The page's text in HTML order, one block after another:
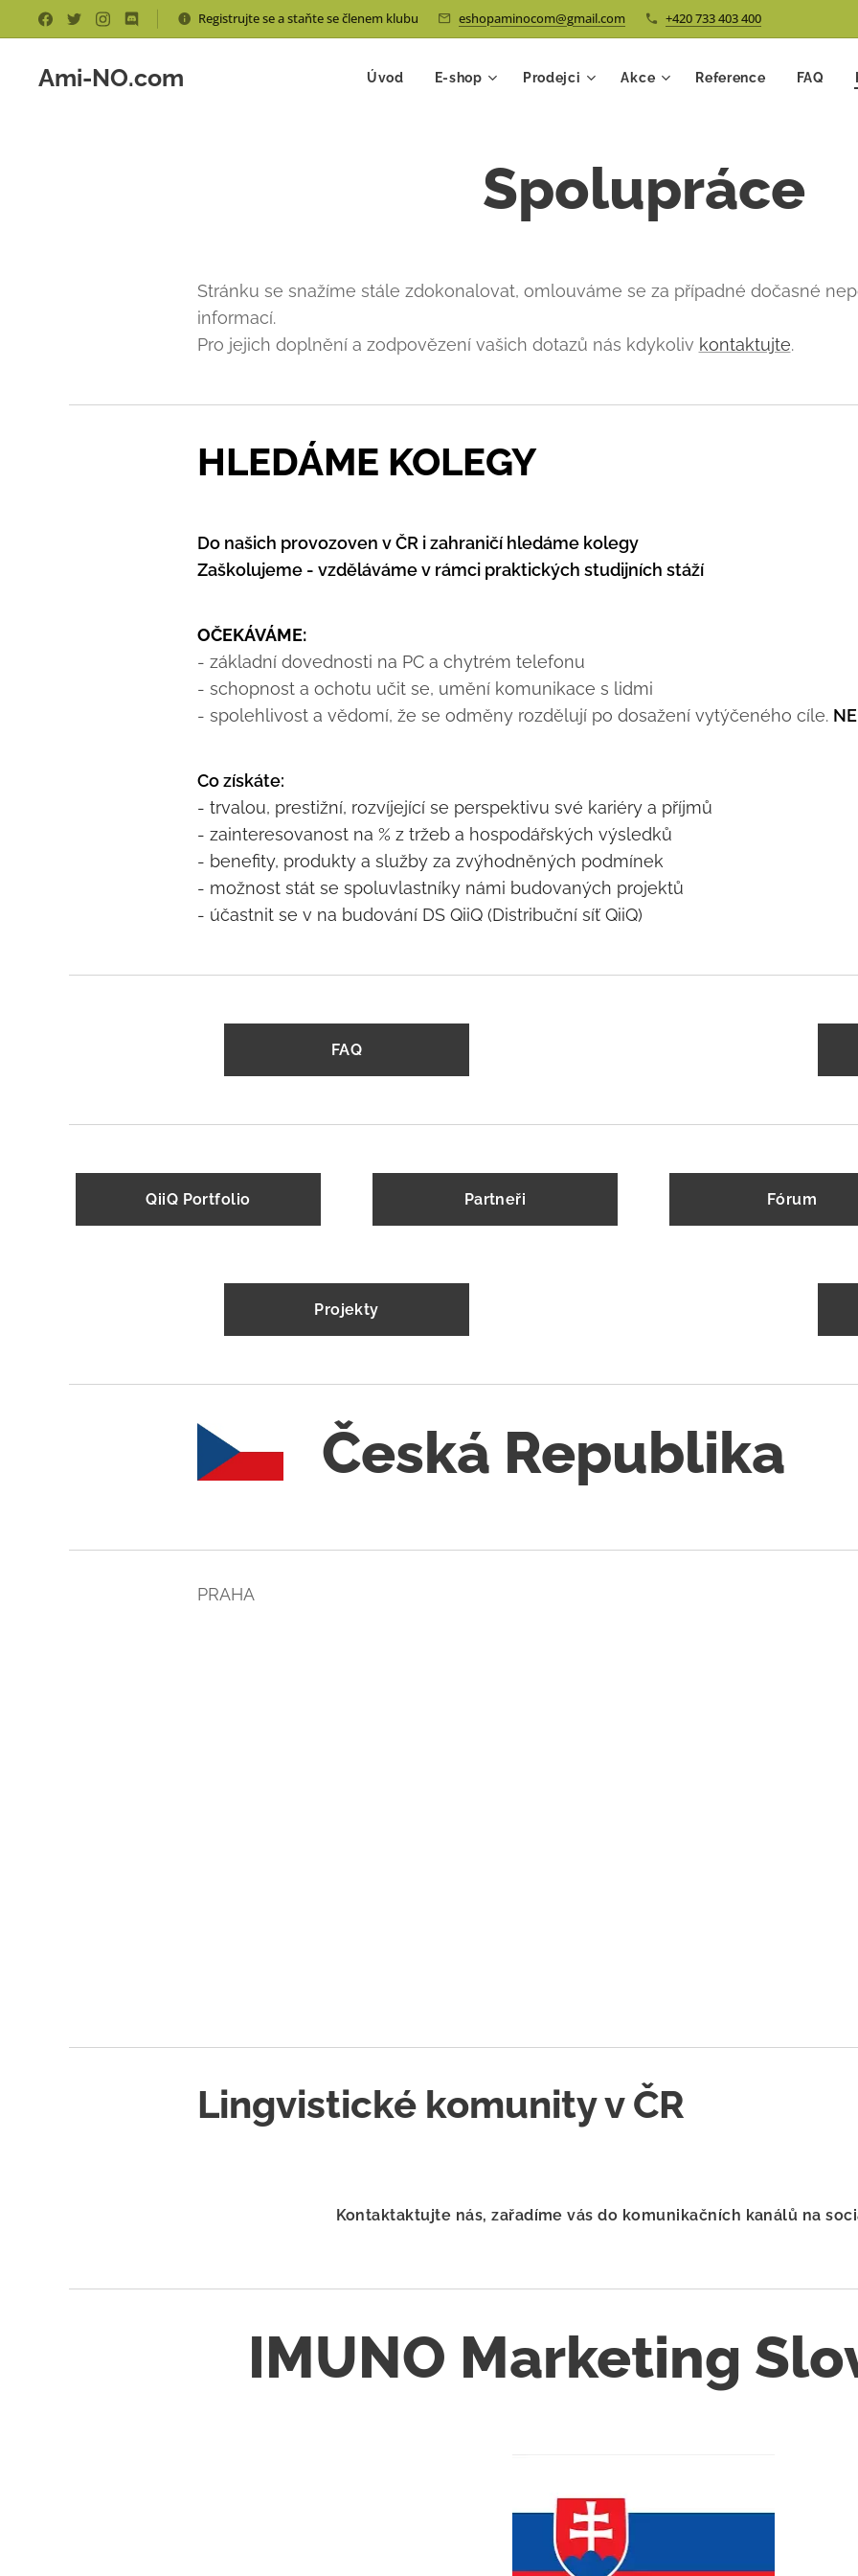
Registrujte se a staňte se členem klubu eshopaminocom@gmail.com +420 733 403 400
Ami-NO.com Úvod E-shop Prodejci Akce Reference FAQ
Spolupráce
Stránku se snažíme stále zdokonalovat, omlouváme se za případné dočasné
informací.
Pro jejich doplnění a zodpovězení vašich dotazů nás kdykoliv kontaktujte.
HLEDÁME KOLEGY
Do našich provozoven v ČR i zahraničí hledáme kolegy
Zaškolujeme - vzděláváme v rámci praktických studijních stáží
OČEKÁVÁME:
- základní dovednosti na PC a chytrém telefonu
- schopnost a ochotu učit se, umění komunikace s lidmi
- spolehlivost a vědomí, že se odměny rozdělují po dosažení vytýčeného cíle.
Co získáte:
- trvalou, prestižní, rozvíjející se perspektivu své kariéry a příjmů
- zainteresovanost na % z tržeb a hospodářských výsledků
- benefity, produkty a služby za zvýhodněných podmínek
- možnost stát se spoluvlastníky námi budovaných projektů
- účastnit se v na budování DS QiiQ (Distribuční síť QiiQ)
FAQ
QiiQ Portfolio Partneři Fórum
Projekty
Česká Republika
PRAHA
Lingvistické komunity v ČR
Kontaktaktujte nás, zařadíme vás do komunikačních kanálů na
IMUNO Marketing